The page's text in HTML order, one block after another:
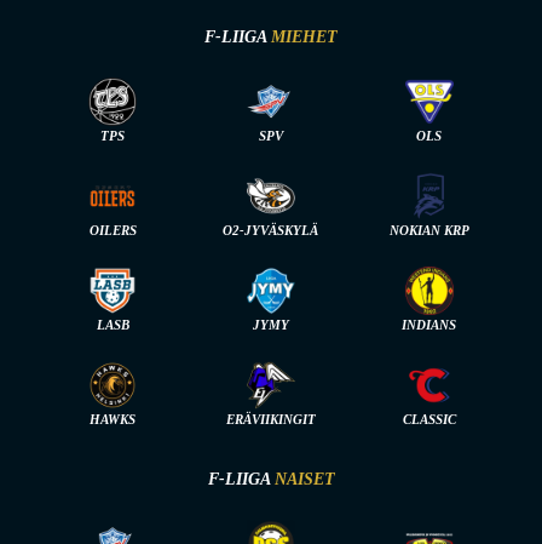
F-LIIGA MIEHET
TPS SPV OLS
OILERS O2-JYVÄSKYLÄ NOKIAN KRP
LASB JYMY INDIANS
HAWKS ERÄVIIKINGIT CLASSIC
F-LIIGA NAISET